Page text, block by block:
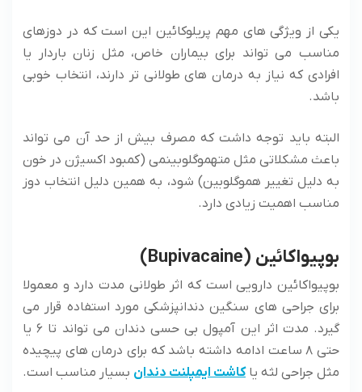
یکی از ویژگی ‌های مهم پریلوکائین این است که در دوزهای
مناسب می‌ تواند برای بیماران خاص، مثل زنان باردار یا
افرادی که نیاز به درمان ‌های طولانی ‌تر دارند، انتخاب خوبی
باشد.
البته باید توجه داشت که مصرف بیش از حد آن می ‌تواند
باعث مشکلاتی مثل متهموگلوبینمی (کمبود اکسیژن در خون
به دلیل تغییر هموگلوبین) شود، به همین دلیل انتخاب دوز
مناسب اهمیت زیادی دارد.
بوپیواکائین (Bupivacaine)
بوپیواکائین دارویی است که اثر طولانی مدت دارد و معمولا
برای جراحی ‌های سنگین دندانپزشکی مورد استفاده قرار می
‌گیرد. مدت اثر این آمپول بی حسی دندان می‌ تواند تا ۶ یا
حتی ۸ ساعت ادامه داشته باشد که برای درمان ‌های پیچیده
مثل جراحی لثه یاکاشت ایمپلنت دندان بسیار مناسب است.